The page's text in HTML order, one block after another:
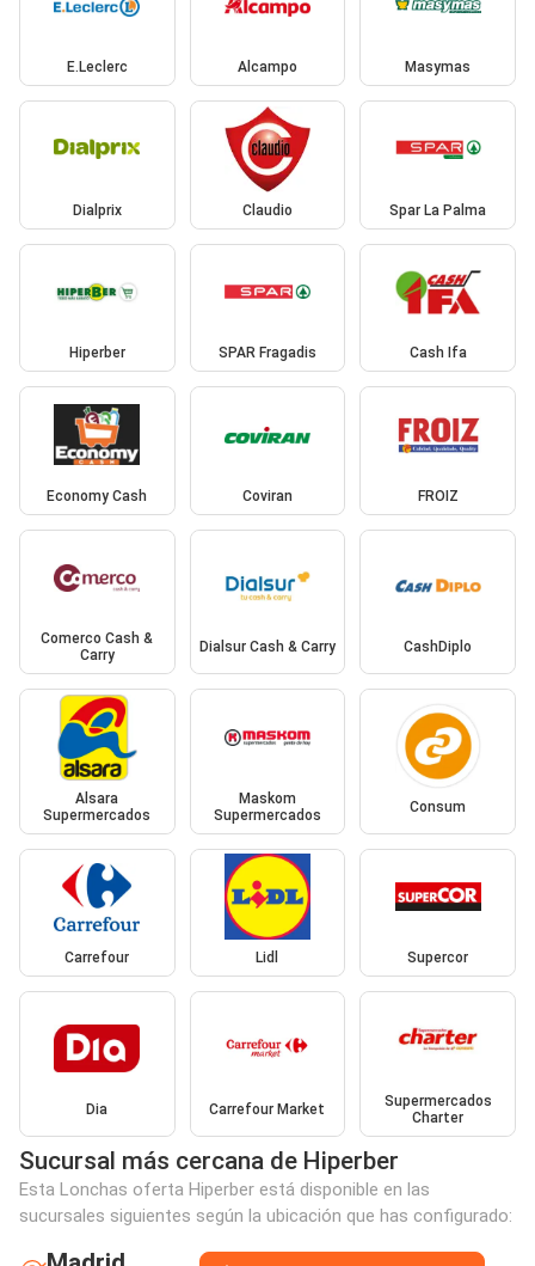
E.Leclerc Alcampo Masymas
Dialprix Claudio Spar La Palma
Hiperber SPAR Fragadis Cash Ifa
Economy Cash Coviran FROIZ
Comerco Cash &
Carry
Dialsur Cash & Carry CashDiplo
Alsara
Supermercados
Maskom
Supermercados
Consum
Carrefour Lidl Supercor
Dia Carrefour Market
Supermercados
Charter
Sucursal más cercana de Hiperber
Esta Lonchas oferta Hiperber está disponible en las
sucursales siguientes según la ubicación que has configurado: